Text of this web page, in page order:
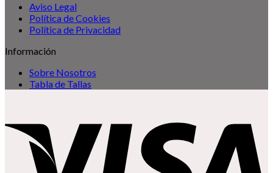
Aviso Legal
Política de Cookies
Política de Privacidad
Información
Sobre Nosotros
Tabla de Tallas